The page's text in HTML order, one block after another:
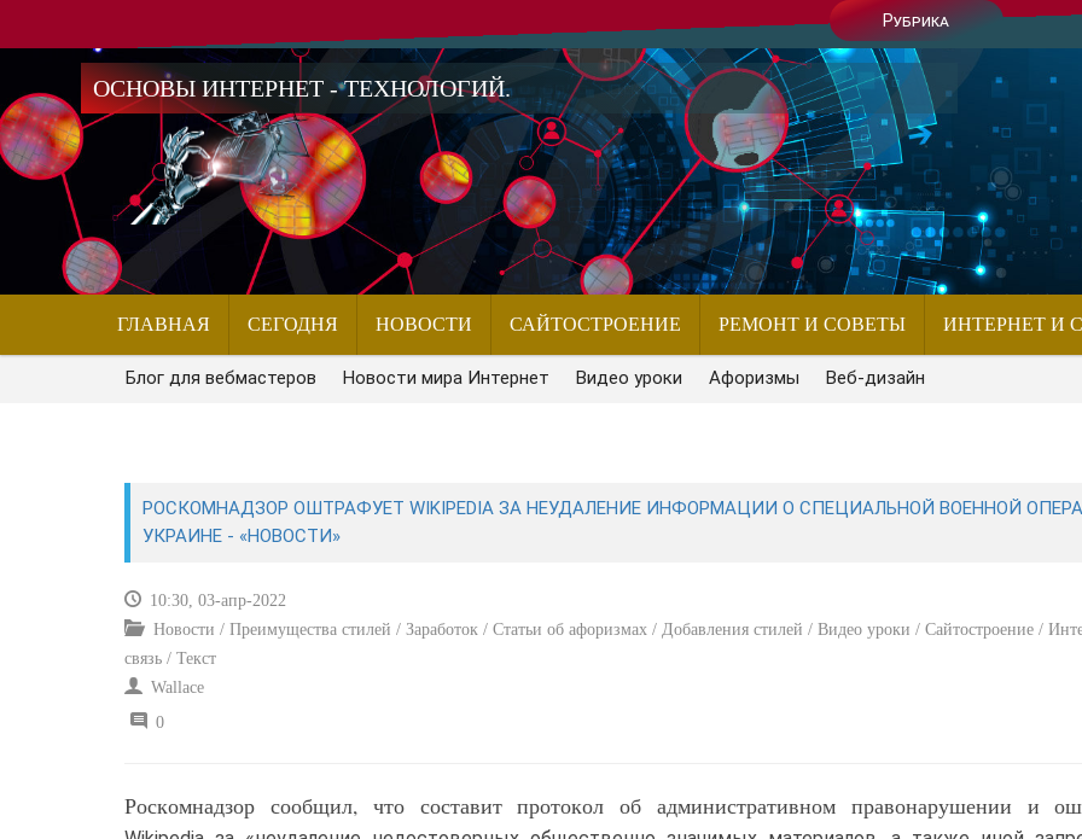
Рубрика
ОСНОВЫ ИНТЕРНЕТ - ТЕХНОЛОГИЙ.
ГЛАВНАЯ СЕГОДНЯ НОВОСТИ САЙТОСТРОЕНИЕ РЕМОНТ И СОВЕТЫ ИНТЕРНЕТ И
Блог для вебмастеров Новости мира Интернет Видео уроки Афоризмы Веб-дизайн
РОСКОМНАДЗОР ОШТРАФУЕТ WIKIPEDIA ЗА НЕУДАЛЕНИЕ ИНФОРМАЦИИ О СПЕЦИАЛЬНОЙ ВОЕННОЙ
УКРАИНЕ - «НОВОСТИ»
10:30, 03-апр-2022
Новости / Преимущества стилей / Заработок / Статьи об афоризмах / Добавления стилей / Видео уроки / Сайтостроение /
связь / Текст
Wallace
0
Роскомнадзор сообщил, что составит протокол об административном правонарушении и